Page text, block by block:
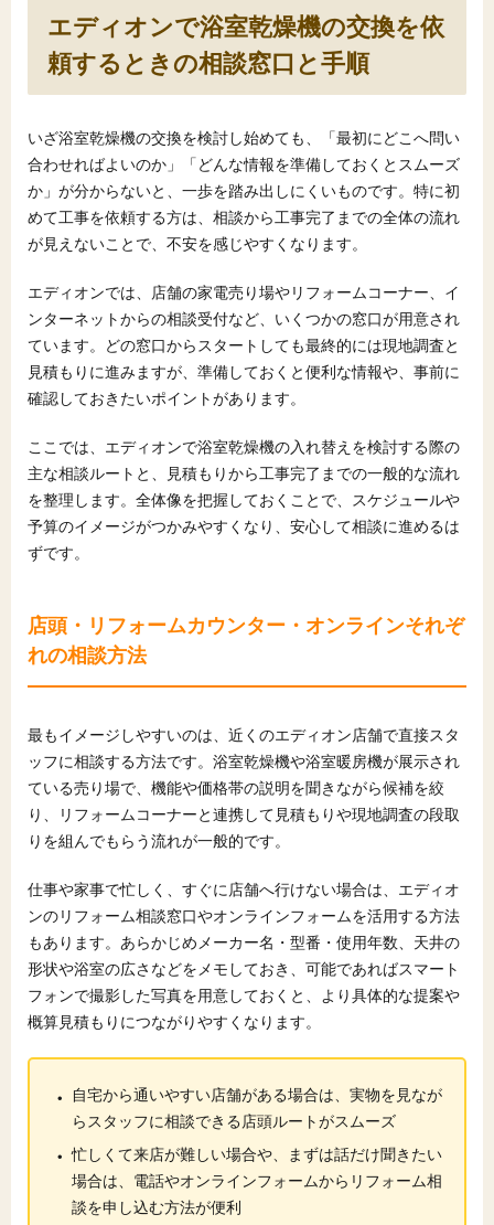
エディオンで浴室乾燥機の交換を依
頼するときの相談窓口と手順
いざ浴室乾燥機の交換を検討し始めても、「最初にどこへ問い
合わせればよいのか」「どんな情報を準備しておくとスムーズ
か」が分からないと、一歩を踏み出しにくいものです。特に初
めて工事を依頼する方は、相談から工事完了までの全体の流れ
が見えないことで、不安を感じやすくなります。
エディオンでは、店舗の家電売り場やリフォームコーナー、イ
ンターネットからの相談受付など、いくつかの窓口が用意され
ています。どの窓口からスタートしても最終的には現地調査と
見積もりに進みますが、準備しておくと便利な情報や、事前に
確認しておきたいポイントがあります。
ここでは、エディオンで浴室乾燥機の入れ替えを検討する際の
主な相談ルートと、見積もりから工事完了までの一般的な流れ
を整理します。全体像を把握しておくことで、スケジュールや
予算のイメージがつかみやすくなり、安心して相談に進めるは
ずです。
店頭・リフォームカウンター・オンラインそれぞ
れの相談方法
最もイメージしやすいのは、近くのエディオン店舗で直接スタ
ッフに相談する方法です。浴室乾燥機や浴室暖房機が展示され
ている売り場で、機能や価格帯の説明を聞きながら候補を絞
り、リフォームコーナーと連携して見積もりや現地調査の段取
りを組んでもらう流れが一般的です。
仕事や家事で忙しく、すぐに店舗へ行けない場合は、エディオ
ンのリフォーム相談窓口やオンラインフォームを活用する方法
もあります。あらかじめメーカー名・型番・使用年数、天井の
形状や浴室の広さなどをメモしておき、可能であればスマート
フォンで撮影した写真を用意しておくと、より具体的な提案や
概算見積もりにつながりやすくなります。
・
自宅から通いやすい店舗がある場合は、実物を見なが
らスタッフに相談できる店頭ルートがスムーズ
・忙しくて来店が難しい場合や、まずは話だけ聞きたい
場合は、電話やオンラインフォームからリフォーム相
談を申し込む方法が便利